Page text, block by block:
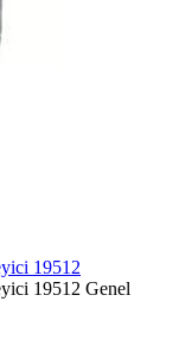
19512
19512 Genel